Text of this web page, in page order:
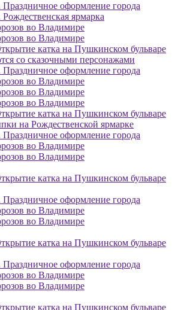
Праздничное оформление города
ярмарка
во Владимире
во Владимире
катка на Пушкинском бульваре
со сказочными персонажами
Праздничное оформление города
во Владимире
во Владимире
во Владимире
катка на Пушкинском бульваре
на Рождественской ярмарке
Праздничное оформление города
во Владимире
во Владимире
катка на Пушкинском бульваре
Праздничное оформление города
во Владимире
во Владимире
катка на Пушкинском бульваре
Праздничное оформление города
во Владимире
во Владимире
катка на Пушкинском бульваре